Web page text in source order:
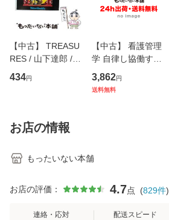
【中古】 TREASU
RES / 山下達郎 /
イーストウエス
ト・ジャパン [CD]
434円
【中古】 看護管理
学 自律し協働する
専門職の看護マネ
ジメントスキル 改
3,862円
送料無料
お店の情報
もったいない本舗
お店の評価： 4.7点 (829件)
連絡・応対 配送スピード